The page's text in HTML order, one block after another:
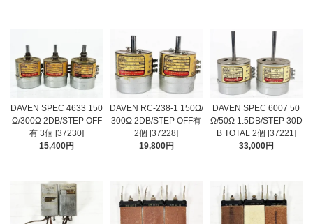
DAVEN SPEC 4633 150
Ω/300Ω 2DB/STEP OFF
有 3個 [37230]
15,400円
DAVEN RC-238-1 150Ω/
300Ω 2DB/STEP OFF有
2個 [37228]
19,800円
DAVEN SPEC 6007 50
Ω/50Ω 1.5DB/STEP 30D
B TOTAL 2個 [37221]
33,000円